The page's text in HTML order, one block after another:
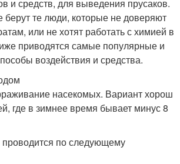
и средств, для выведения прусаков.
те люди, которые не доверяют
или не хотят работать с химией в
приводятся самые популярные и
воздействия и средства.
насекомых. Вариант хорош
где в зимнее время бывает минус 8
по следующему